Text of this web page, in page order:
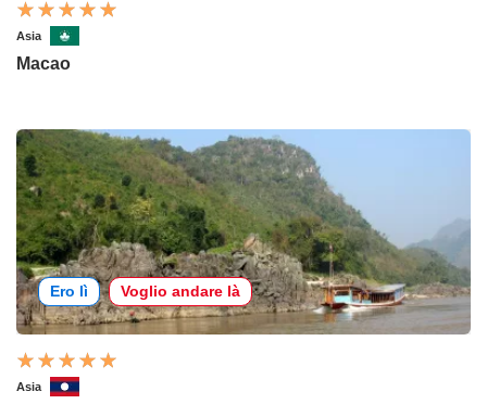
Asia
Macao
Ero lì Voglio andare là
Asia